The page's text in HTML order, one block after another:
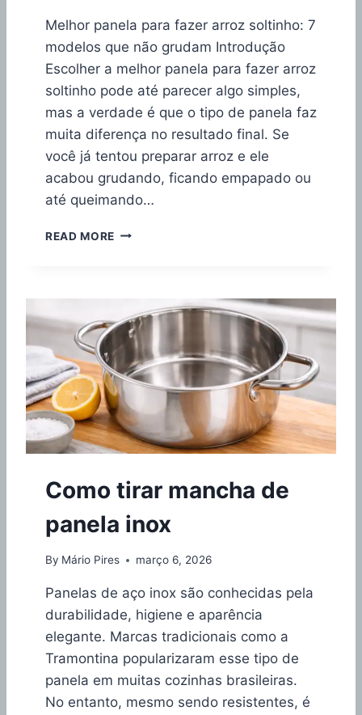
R
N
T
E
:
Q
U
A
L
M
L
G
U
I
A
C
O
M
P
T
P
R
E
S
C
L
H
E
Melhor panela para fazer arroz soltinho: 7
modelos que não grudam Introdução
Escolher a melhor panela para fazer arroz
soltinho pode até parecer algo simples,
mas a verdade é que o tipo de panela faz
muita diferença no resultado final. Se
você já tentou preparar arroz e ele
acabou grudando, ficando empapado ou
até queimando…
READ MORE M
R
P
A
N
E
L
A
P
A
A
A
E
A
R
O
Z
L
Como tirar mancha de
panela inox
By Mário Pires março 6, 2026
Panelas de aço inox são conhecidas pela
durabilidade, higiene e aparência
elegante. Marcas tradicionais como a
Tramontina popularizaram esse tipo de
panela em muitas cozinhas brasileiras.
No entanto, mesmo sendo resistentes, é